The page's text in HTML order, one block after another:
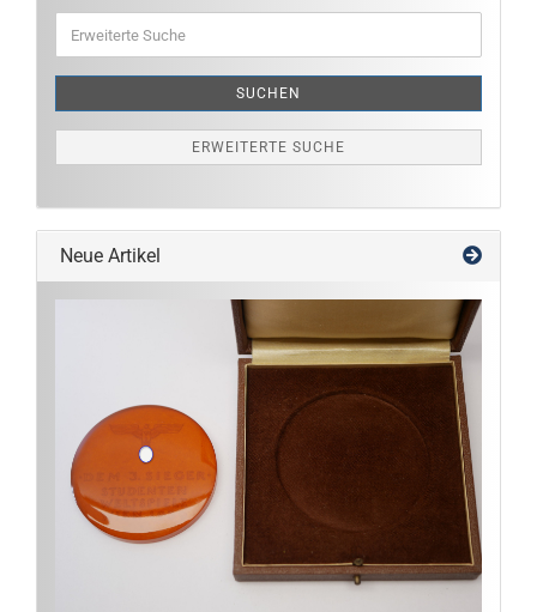
Suche
SUCHEN
ERWEITERTE SUCHE
Neue Artikel